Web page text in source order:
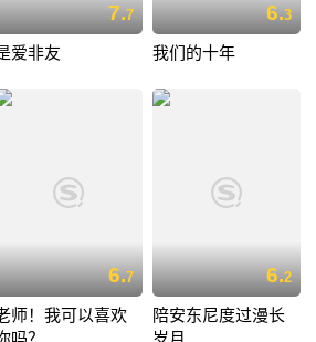
7.7
爱非友
6.3
我们的十年
6.7
师！我可以喜欢
6.2
陪安东尼度过漫长